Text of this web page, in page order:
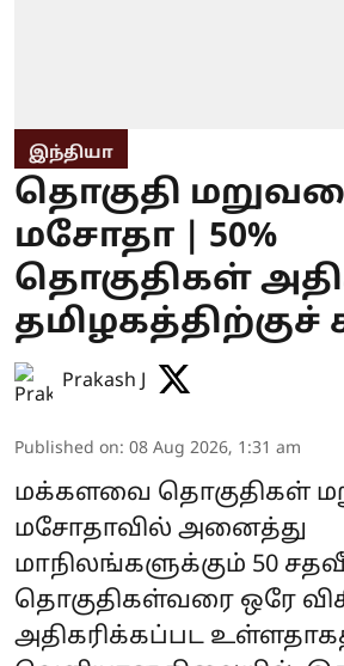
இந்தியா
தொகுதி
மசோதா | 50%
தொகுதிகள்
தமிழகத்திற்குச்
Prakash J
Published on: 08 Aug 2026, 1:31 am
மக்களவை தொகுதிகள்
மசோதாவில் அனைத்து
மாநிலங்களுக்கும் 50
தொகுதிகள்வரை ஒரே
அதிகரிக்கப்பட